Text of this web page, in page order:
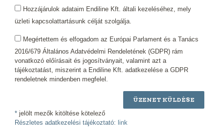
Hozzájárulok adataim Endiline Kft. általi kezeléséhez, mely
üzleti kapcsolattartásunk célját szolgálja.
Megértettem és elfogadom az Európai Parlament és a Tanács
2016/679 Általános Adatvédelmi Rendeletének (GDPR) rám
vonatkozó előírásait és jogosítványait, valamint azt a
tájékoztatást, miszerint a Endiline Kft. adatkezelése a GDPR
rendeletnek mindenben megfelel.
ÜZENET KÜLDÉSE
* jelölt mezők kitöltése kötelező
Részletes adatkezelési tájékoztató: link